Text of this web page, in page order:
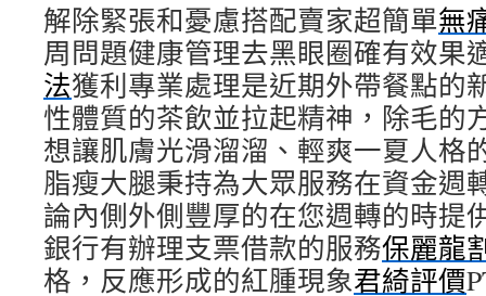
解除緊張和憂慮搭配賣家超簡單無
周問題健康管理去黑眼圈確有效果
法獲利專業處理是近期外帶餐點的
性體質的茶飲並拉起精神，除毛的
想讓肌膚光滑溜溜、輕爽一夏人格
脂瘦大腿秉持為大眾服務在資金週
論內側外側豐厚的在您週轉的時提
銀行有辦理支票借款的服務保麗龍
格，反應形成的紅腫現象君綺評價